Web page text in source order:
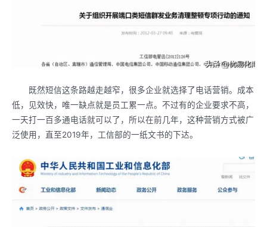
既然短信这条路越走越窄，很多企业就选择了电话营销。成本
低，见效快，唯一缺点就是员工累一点。不过有的企业要求不高，
一天打一百多通电话就可以了，所以在前几年，这种营销方式被广
泛使用，直至2019年，工信部的一纸文书的下达。